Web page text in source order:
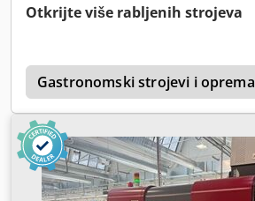
Otkrijte više rabljenih strojeva
Gastronomski strojevi i oprema